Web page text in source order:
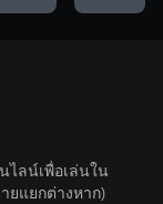
ไลน์เพื่อเล่นใน
ยแยกต่างหาก)